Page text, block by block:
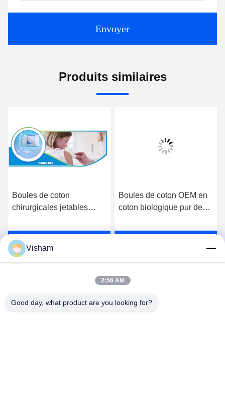
Envoyer
Produits similaires
Boules de coton
chirurgicales jetables
en gros 100% pur coton
biologique boules de
coton absorbantes stériles
Boules de coton OEM en
coton biologique pur de
boules de coton blanches,
Visham
2:56 AM
Good day, what product are you looking for?